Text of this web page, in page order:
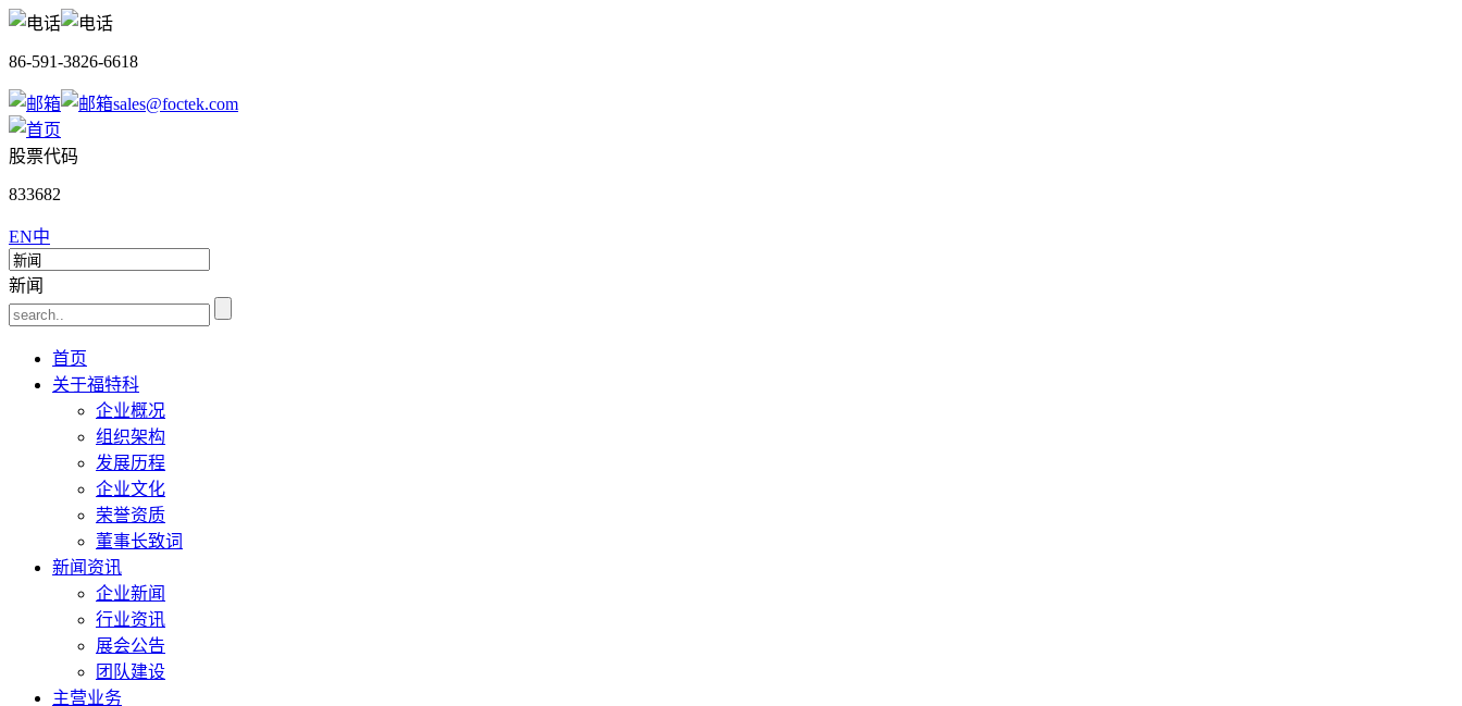
86-591-3826-6618
sales@foctek.com
股票代码
833682
EN中
新闻
首页
关于福特科
企业概况
组织架构
发展历程
企业文化
荣誉资质
董事长致词
新闻资讯
企业新闻
行业资讯
展会公告
团队建设
主营业务